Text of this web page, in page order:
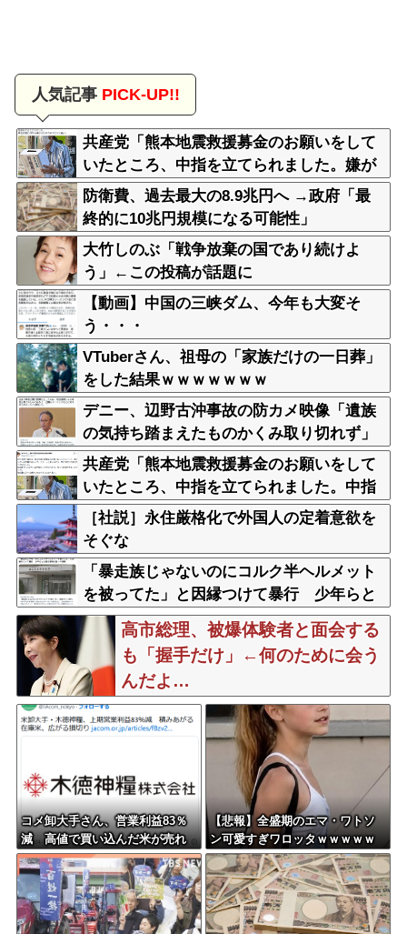
人気記事PICK-UP!!
共産党「熊本地震救援募金のお願いをして
いたところ、中指を立てられました。嫌が
らせ酷い」
防衛費、過去最大の8.9兆円へ →政府「最
終的に10兆円規模になる可能性」
大竹しのぶ「戦争放棄の国であり続けよ
う」←この投稿が話題に
【動画】中国の三峡ダム、今年も大変そ
う・・・
VTuberさん、祖母の「家族だけの一日葬」
をした結果ｗｗｗｗｗｗｗ
デニー、辺野古沖事故の防カメ映像「遺族
の気持ち踏まえたものかくみ取り切れず」
共産党「熊本地震救援募金のお願いをして
いたところ、中指を立てられました。中指
がメガネに当たり、危うく怪我をするとこ
ろでした」
［社説］永住厳格化で外国人の定着意欲を
そぐな
「暴走族じゃないのにコルク半ヘルメット
を被ってた」と因縁つけて暴行 少年らと
父親(37)逮捕
高市総理、被爆体験者と面会する
も「握手だけ」←何のために会う
んだよ…
コメ卸大手さん、営業利益83％
減 高値で買い込んだ米が売れ
ず「損切り祭り」開幕へ
【悲報】全盛期のエマ・ワトソ
ン可愛すぎワロッタｗｗｗｗｗ
ｗｗｗｗ